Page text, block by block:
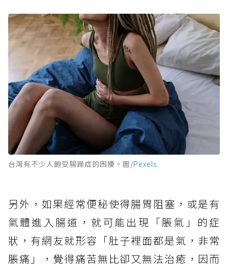
台灣有不少人飽受腸躁症的困擾。圖/Pexels
另外，如果經常便秘使得腸胃阻塞，或是有
氣體進入腸道，就可能出現「脹氣」的症
狀，有網友就形容「肚子裡面都是氣，非常
脹痛」，覺得痛苦無比卻又無法治癒，因而